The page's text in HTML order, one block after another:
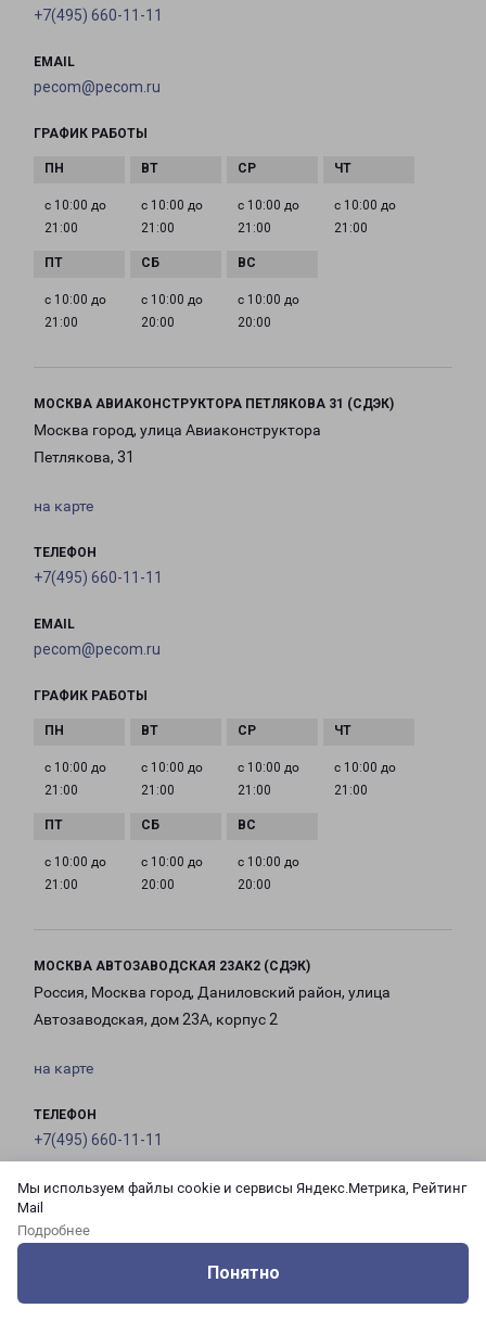
Мы используем файлы cookie и сервисы Яндекс.Метрика, Рейтинг
Mail
Подробнее
Понятно
+7(495) 660-11-11
EMAIL
pecom@pecom.ru
ГРАФИК РАБОТЫ
с 10:00 до
21:00
с 10:00 до
21:00
с 10:00 до
21:00
с 10:00 до
21:00
с 10:00 до
21:00
с 10:00 до
20:00
с 10:00 до
20:00
МОСКВА АВИАКОНСТРУКТОРА ПЕТЛЯКОВА 31 (СДЭК)
Москва город, улица Авиаконструктора
Петлякова, 31
на карте
ТЕЛЕФОН
+7(495) 660-11-11
EMAIL
pecom@pecom.ru
ГРАФИК РАБОТЫ
с 10:00 до
21:00
с 10:00 до
21:00
с 10:00 до
21:00
с 10:00 до
21:00
с 10:00 до
21:00
с 10:00 до
20:00
с 10:00 до
20:00
МОСКВА АВТОЗАВОДСКАЯ 23АК2 (СДЭК)
Россия, Москва город, Даниловский район, улица
Автозаводская, дом 23А, корпус 2
на карте
ТЕЛЕФОН
+7(495) 660-11-11
EMAIL
pecom@pecom.ru